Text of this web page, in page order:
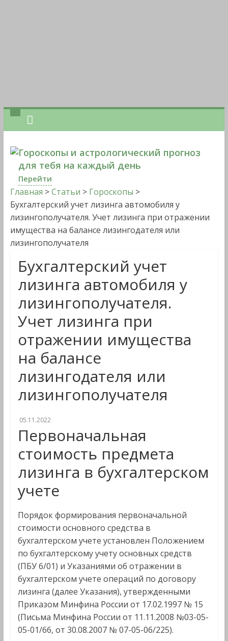
Гороскопы и астрологический прогноз
для тебя на каждый день
Перейти
Главная >Статьи > Гороскопы >
Бухгалтерский учет лизинга автомобиля у
лизингополучателя. Учет лизинга при отражении
имущества на балансе лизингодателя или
лизингополучателя
Бухгалтерский учет
лизинга автомобиля у
лизингополучателя.
Учет лизинга при
отражении имущества
на балансе
лизингодателя или
лизингополучателя
05.11.2022
Первоначальная
стоимость предмета
лизинга в бухгалтерском
учете
Порядок формирования первоначальной
стоимости основного средства в
бухгалтерском учете установлен Положением
по бухгалтерскому учету основных средств
(ПБУ 6/01) и Указаниями об отражении в
бухгалтерском учете операций по договору
лизинга (далее Указания), утвержденными
Приказом Минфина России от 17.02.1997 № 15
(Письма Минфина России от 11.11.2008 №03-05-
05-01/66, от 30.08.2007 № 07-05-06/225).